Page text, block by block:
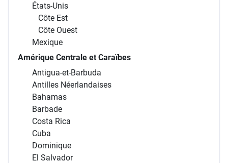
États-Unis
Côte Est
Côte Ouest
Mexique
Amérique Centrale et Caraïbes
Antigua-et-Barbuda
Antilles Néerlandaises
Bahamas
Barbade
Costa Rica
Cuba
Dominique
El Salvador